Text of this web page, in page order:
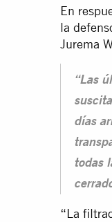
En
la
Jurema
“Las
días
todas
“La